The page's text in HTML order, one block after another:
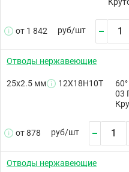
от 1 842 руб/шт
Отводы нержавеющие
25х2.5 мм 12Х18Н10Т
03
от 878 руб/шт
Отводы нержавеющие